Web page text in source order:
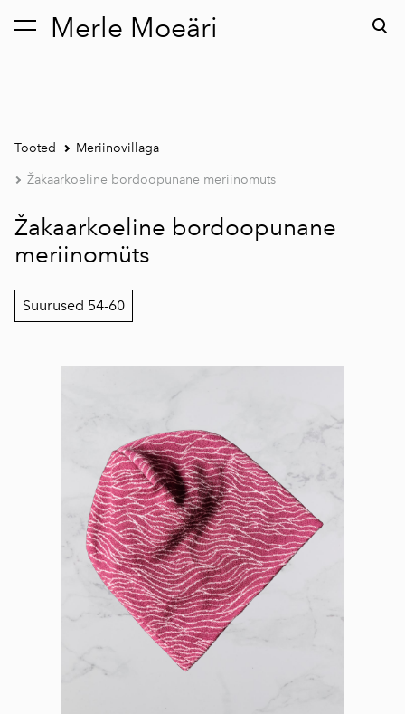
Merle Moeäri
lisati ostukorvi. Vaata ostukorvi
Tooted Meriinovillaga
Žakaarkoeline bordoopunane meriinomüts
Žakaarkoeline bordoopunane
meriinomüts
Suurused 54-60